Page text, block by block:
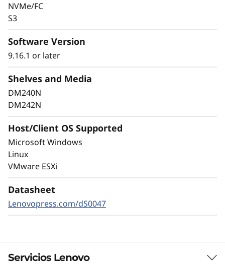
disponibles y seguros
con protección líder
La seguridad de los datos es una preocupación
clave para cualquier organización. Proteja sus
valiosos datos contra el ransomware y otras
mantener los datos disponibles, eliminar
disrupciones y recuperarse rápidamente en
autónoma de ransomware en tiempo real, con
modelos de aprendizaje automático protegen
sus datos sensibles localmente y en la nube.
NVMe/FC
S3
Software Version
9.16.1 or later
Shelves and Media
DM240N
DM242N
Host/Client OS Supported
Microsoft Windows
Linux
VMware ESXi
Datasheet
Lenovopress.com/dS0047
Servicios Lenovo